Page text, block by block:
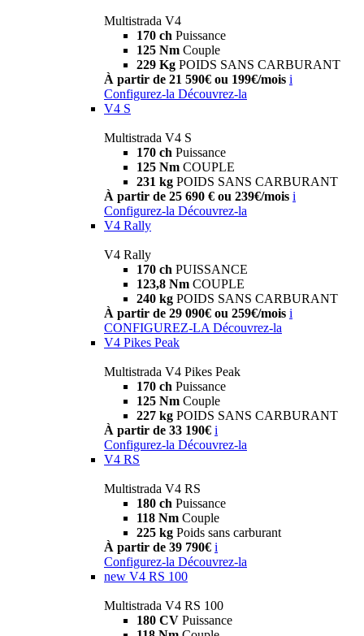
Multistrada V4
170 ch Puissance
125 Nm Couple
229 Kg POIDS SANS CARBURANT
À partir de 21 590€ ou 199€/mois i
Configurez-la Découvrez-la
V4 S
Multistrada V4 S
170 ch Puissance
125 Nm COUPLE
231 kg POIDS SANS CARBURANT
À partir de 25 690 € ou 239€/mois i
Configurez-la Découvrez-la
V4 Rally
V4 Rally
170 ch PUISSANCE
123,8 Nm COUPLE
240 kg POIDS SANS CARBURANT
À partir de 29 090€ ou 259€/mois i
CONFIGUREZ-LA Découvrez-la
V4 Pikes Peak
Multistrada V4 Pikes Peak
170 ch Puissance
125 Nm Couple
227 kg POIDS SANS CARBURANT
À partir de 33 190€ i
Configurez-la Découvrez-la
V4 RS
Multistrada V4 RS
180 ch Puissance
118 Nm Couple
225 kg Poids sans carburant
À partir de 39 790€ i
Configurez-la Découvrez-la
new V4 RS 100
Multistrada V4 RS 100
180 CV Puissance